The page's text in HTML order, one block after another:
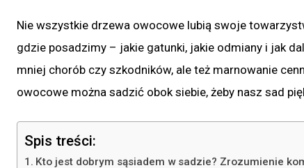
Nie wszystkie drzewa owocowe lubią swoje
gdzie posadzimy – jakie gatunki, jakie odmiany i jak
mniej chorób czy szkodników, ale też marnowanie
owocowe można sadzić obok siebie, żeby nasz sad
Spis treści:
Kto jest dobrym sąsiadem w sadzie? Zrozumienie